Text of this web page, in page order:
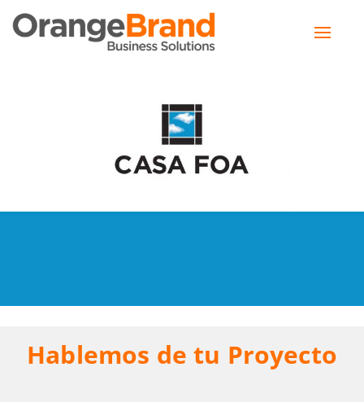
Toggle
Hablemos de tu Proyecto